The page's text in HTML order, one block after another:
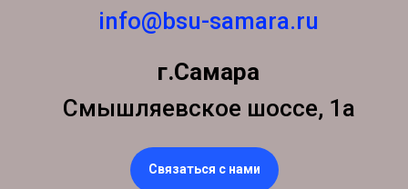
info@bsu-samara.ru
г.Самара
Смышляевское шоссе, 1а
Связаться с нами